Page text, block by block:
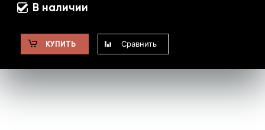
В наличии
КУПИТЬ Сравнить